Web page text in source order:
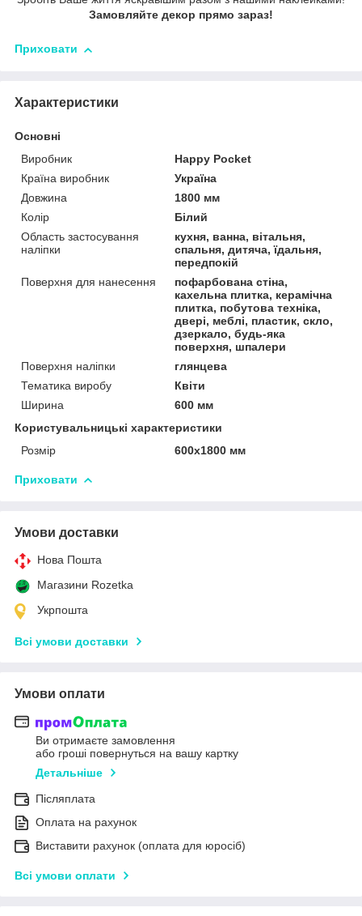
Замовляйте декор прямо зараз!
Приховати
Характеристики
Основні
Виробник
Happy Pocket
Країна виробник
Україна
Довжина
1800 мм
Колір
Білий
Область застосування
наліпки
кухня, ванна, вітальня,
спальня, дитяча, їдальня,
передпокій
Поверхня для нанесення
пофарбована стіна,
кахельна плитка, керамічна
плитка, побутова техніка,
двері, меблі, пластик, скло,
дзеркало, будь-яка
поверхня, шпалери
Поверхня наліпки
глянцева
Тематика виробу
Квіти
Ширина
600 мм
Користувальницькі характеристики
Розмір
600х1800 мм
Приховати
Умови доставки
Нова Пошта
Магазини Rozetka
Укрпошта
Всі умови доставки
Умови оплати
Ви отримаєте замовлення
або гроші повернуться на вашу картку
Детальніше
Післяплата
Оплата на рахунок
Виставити рахунок (оплата для юросіб)
Всі умови оплати